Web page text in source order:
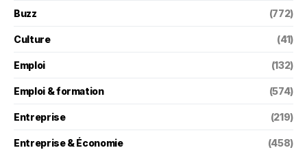
Buzz (772)
Culture (41)
Emploi (132)
Emploi & formation (574)
Entreprise (219)
Entreprise & Économie (458)